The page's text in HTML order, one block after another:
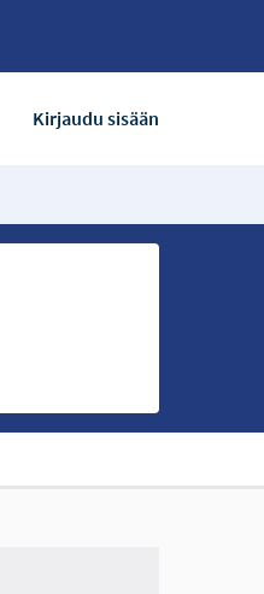
Kirjaudu sisään